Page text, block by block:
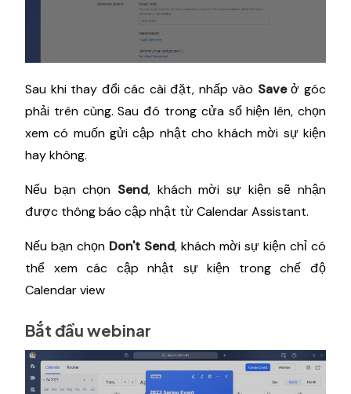
Sau khi thay đổi các cài đặt, nhấp vào Saveở góc
phải trên cùng. Sau đó trong cửa sổ hiện lên, chọn
xem có muốn gửi cập nhật cho khách mời sự kiện
hay không.
Nếu bạn chọn Send, khách mời sự kiện sẽ nhận
được thông báo cập nhật từ Calendar Assistant.
Nếu bạn chọn Don't Send, khách mời sự kiện chỉ có
thể xem các cập nhật sự kiện trong chế độ
Calendar view
Bắt đầu webinar